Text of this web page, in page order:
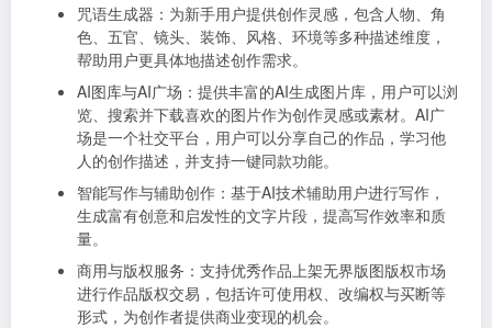
咒语生成器：为新手用户提供创作灵感，包含人物、角
色、五官、镜头、装饰、风格、环境等多种描述维度，
帮助用户更具体地描述创作需求。
AI图库与AI广场：提供丰富的AI生成图片库，用户可以浏
览、搜索并下载喜欢的图片作为创作灵感或素材。AI广
场是一个社交平台，用户可以分享自己的作品，学习他
人的创作描述，并支持一键同款功能。
智能写作与辅助创作：基于AI技术辅助用户进行写作，
生成富有创意和启发性的文字片段，提高写作效率和质
量。
商用与版权服务：支持优秀作品上架无界版图版权市场
进行作品版权交易，包括许可使用权、改编权与买断等
形式，为创作者提供商业变现的机会。